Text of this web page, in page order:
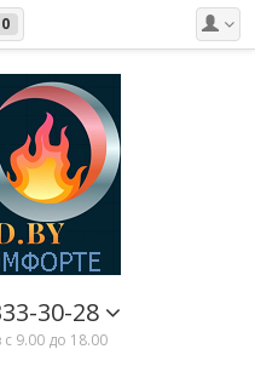
0
30-28
9.00 до 18.00